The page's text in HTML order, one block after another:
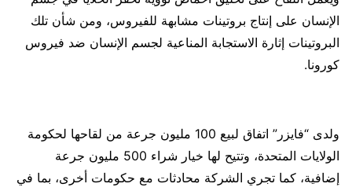
الإنسان على إنتاج بروتينات مشابهة للفيروس، ومن شأن تلك
البروتينات إثارة الاستجابة المناعية لجسم الإنسان ضد فيروس
كورونا.
ولدى “فايزر” اتفاق لبيع 100 مليون جرعة من لقاحها لحكومة
الولايات المتحدة، وتتيح لها خيار شراء 500 مليون جرعة
إضافية، كما تجري الشركة محادثات مع حكومات أخرى، بما في